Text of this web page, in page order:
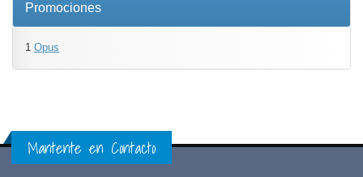
Promociones
1 Opus
Mantente en Contacto